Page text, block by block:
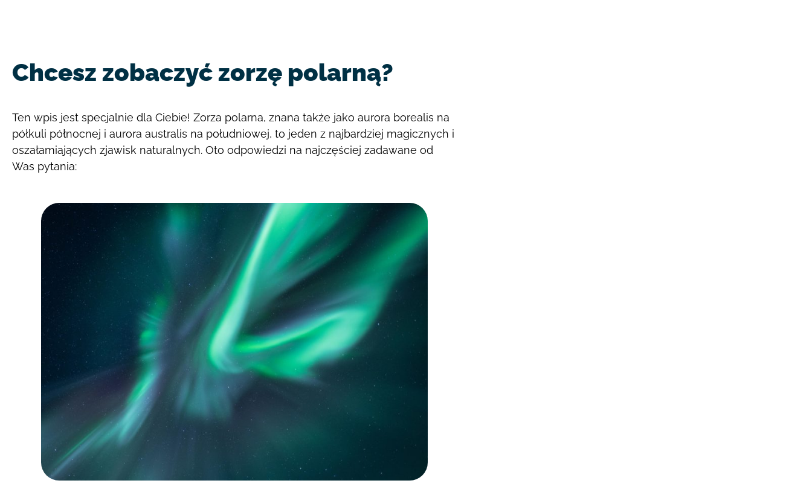
Chcesz zobaczyć zorzę polarną?
Ten wpis jest specjalnie dla Ciebie! Zorza polarna, znana także jako aurora borealis na
półkuli północnej i aurora australis na południowej, to jeden z najbardziej magicznych i
oszałamiających zjawisk naturalnych. Oto odpowiedzi na najczęściej zadawane od
Was pytania: